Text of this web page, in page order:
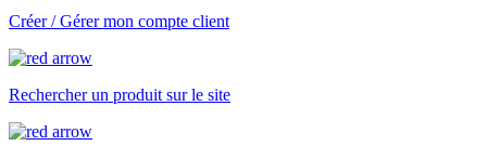
Créer / Gérer mon compte client
Rechercher un produit sur le site